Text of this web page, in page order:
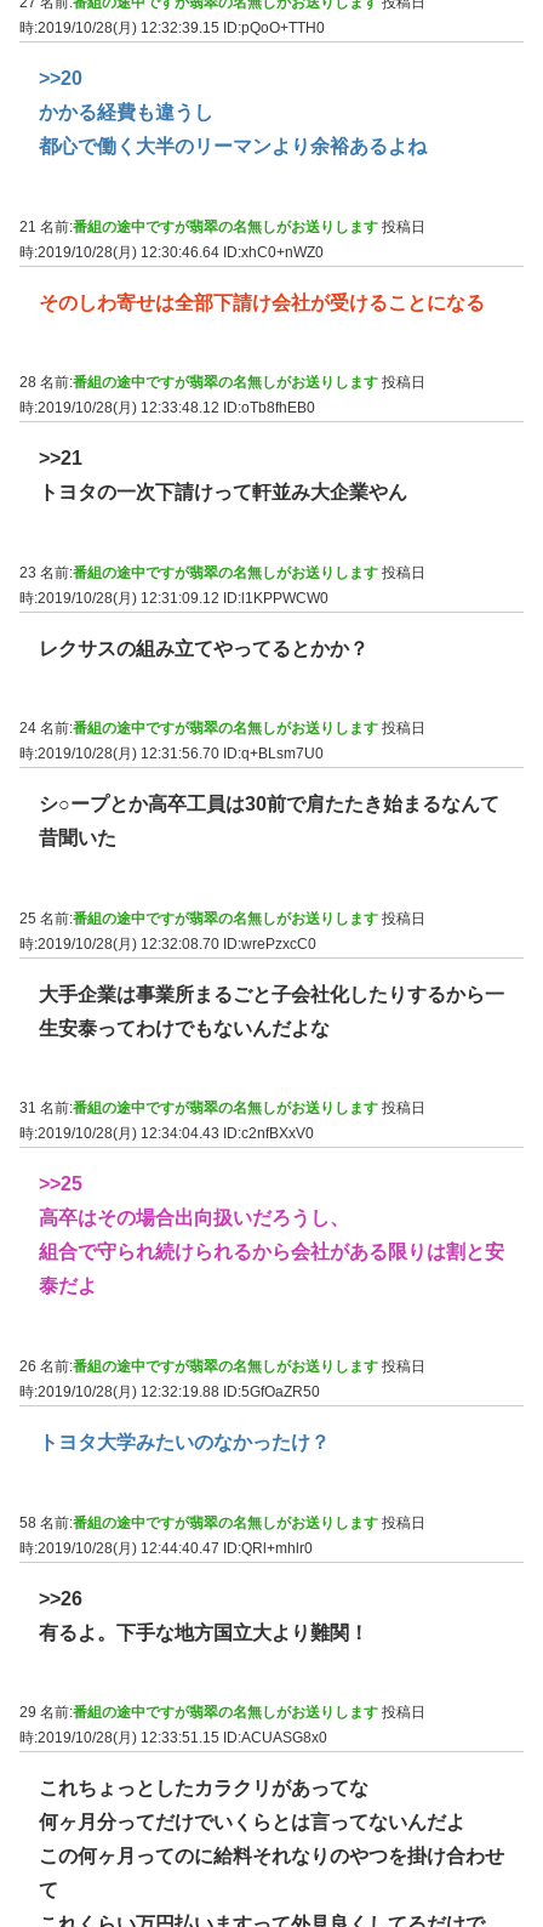
時:2019/10/28(月) 12:32:39.15
ID:pQoO+TTH0
>>20
かかる経費も違うし
都心で働く大半のリーマンより余裕あるよね
21 名前:番組の途中ですが翡翠の名無しがお送りします 投稿日
時:2019/10/28(月) 12:30:46.64 ID:xhC0+nWZ0
そのしわ寄せは全部下請け会社が受けることになる
28 名前:番組の途中ですが翡翠の名無しがお送りします 投稿日
時:2019/10/28(月) 12:33:48.12
ID:oTb8fhEB0
>>21
トヨタの一次下請けって軒並み大企業やん
23 名前:番組の途中ですが翡翠の名無しがお送りします 投稿日
時:2019/10/28(月) 12:31:09.12 ID:l1KPPWCW0
レクサスの組み立てやってるとかか？
24 名前:番組の途中ですが翡翠の名無しがお送りします 投稿日
時:2019/10/28(月) 12:31:56.70 ID:q+BLsm7U0
シ○ープとか高卒工員は30前で肩たたき始まるなんて
昔聞いた
25 名前:番組の途中ですが翡翠の名無しがお送りします 投稿日
時:2019/10/28(月) 12:32:08.70 ID:wrePzxcC0
大手企業は事業所まるごと子会社化したりするから一
生安泰ってわけでもないんだよな
31 名前:番組の途中ですが翡翠の名無しがお送りします 投稿日
時:2019/10/28(月) 12:34:04.43
ID:c2nfBXxV0
>>25
高卒はその場合出向扱いだろうし、
組合で守られ続けられるから会社がある限りは割と安
泰だよ
26 名前:番組の途中ですが翡翠の名無しがお送りします 投稿日
時:2019/10/28(月) 12:32:19.88 ID:5GfOaZR50
トヨタ大学みたいのなかったけ？
58 名前:番組の途中ですが翡翠の名無しがお送りします 投稿日
時:2019/10/28(月) 12:44:40.47 ID:QRl+mhlr0
>>26
有るよ。下手な地方国立大より難関！
29 名前:番組の途中ですが翡翠の名無しがお送りします 投稿日
時:2019/10/28(月) 12:33:51.15
ID:ACUASG8x0
これちょっとしたカラクリがあってな
何ヶ月分ってだけでいくらとは言ってないんだよ
この何ヶ月ってのに給料それなりのやつを掛け合わせ
て